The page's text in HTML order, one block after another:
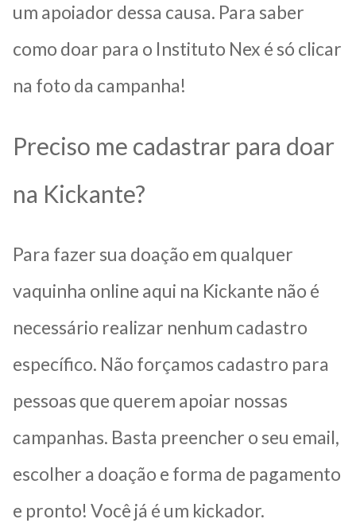
um apoiador dessa causa. Para saber
como doar para o Instituto Nex é só clicar
na foto da campanha!
Preciso me cadastrar para doar
na Kickante?
Para fazer sua doação em qualquer
vaquinha online aqui na Kickante não é
necessário realizar nenhum cadastro
específico. Não forçamos cadastro para
pessoas que querem apoiar nossas
campanhas. Basta preencher o seu email,
escolher a doação e forma de pagamento
e pronto! Você já é um kickador.